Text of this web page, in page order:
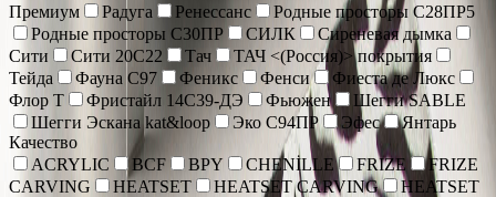
Премиум
Радуга Ренессанс
Родные просторы С28ПР5
Родные просторы С30ПР
СИЛК
Сиреневая дымка
Сити
Сити 20С22 Тач
ТАЧ <(Россия)> покрытия
Тейда
Фауна С97 Феникс Фенси
Фиеста де Люкс
Флор Т
Фристайл 14С39-ДЭ Фьюжен
Шегги SABLE
Шегги Эскана kat&loop
Эко С94ПР Эфес
Янтарь
Качество
ACRYLIC
BCF BPY CHENİLLE FRIZE
FRIZE
CARVING
HEATSET HEATSET CARVING
HEATSET